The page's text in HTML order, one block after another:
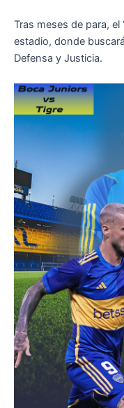
Tras meses de para, el
estadio, donde
Defensa y Justicia.